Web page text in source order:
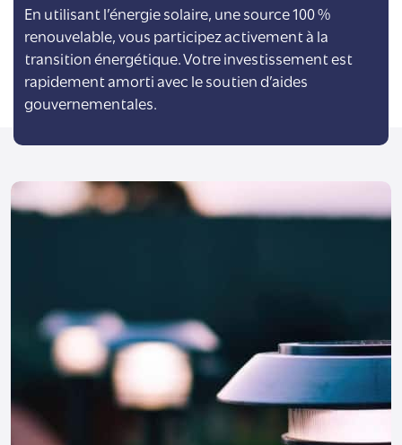
En utilisant l’énergie solaire, une source 100 %
renouvelable, vous participez activement à la
transition énergétique. Votre investissement est
rapidement amorti avec le soutien d’aides
gouvernementales.